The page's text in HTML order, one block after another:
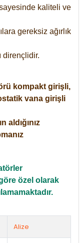
kaliteli ve
gereksiz ağırlık
dirençlidir.
kompakt girişli,
vana girişli
aldığınız
özel olarak
Alize